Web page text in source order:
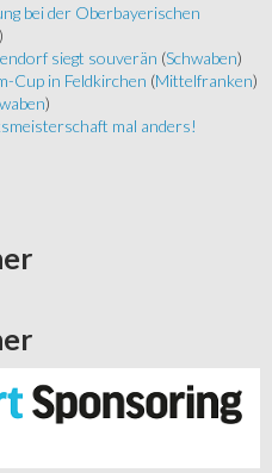
bei der Oberbayerischen
)
siegt souverän (Schwaben)
Cup in Feldkirchen (Mittelfranken)
)
mal anders!